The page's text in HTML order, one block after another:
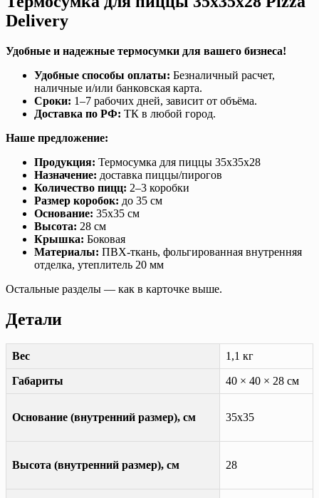
Delivery
Удобные и надежные термосумки для вашего бизнеса!
Удобные способы оплаты: Безналичный расчет,
наличные и/или банковская карта.
Сроки: 1–7 рабочих дней, зависит от объёма.
Доставка по РФ: ТК в любой город.
Наше предложение:
Продукция: Термосумка для пиццы 35х35х28
Назначение: доставка пиццы/пирогов
Количество пицц: 2–3 коробки
Размер коробок: до 35 см
Основание: 35х35 см
Высота: 28 см
Крышка: Боковая
Материалы: ПВХ‑ткань, фольгированная внутренняя
отделка, утеплитель 20 мм
Остальные разделы — как в карточке выше.
Детали
Вес 1,1 кг
Габариты 40 × 40 × 28 см
Основание (внутренний размер), см 35х35
Высота (внутренний размер), см 28